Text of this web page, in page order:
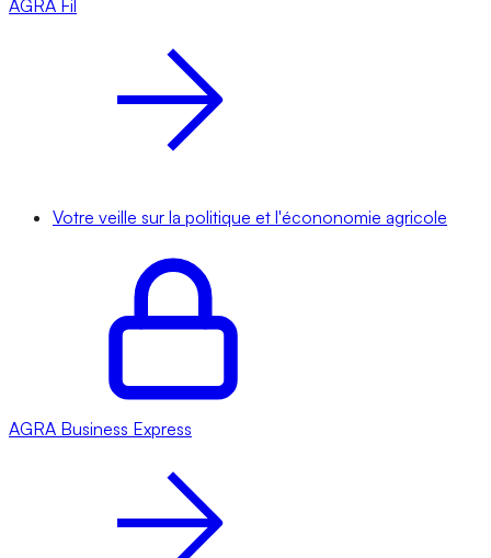
AGRA Fil
Votre veille sur la politique et l'écononomie agricole
AGRA Business Express